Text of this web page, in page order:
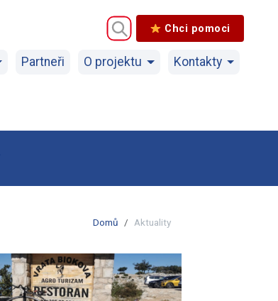
Chci pomoci
Partneři O projektu Kontakty
Domů Aktuality